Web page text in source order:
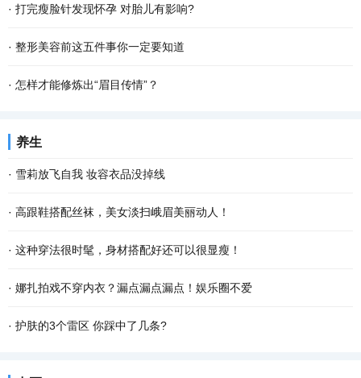
· 打完瘦脸针发现怀孕 对胎儿有影响?
· 整形美容前这五件事你一定要知道
· 怎样才能修炼出“眉目传情”？
养生
· 雪莉放飞自我 妆容衣品没掉线
· 高跟鞋搭配丝袜，美女淡扫峨眉美丽动人！
· 这种穿法很时髦，身材搭配好还可以很显瘦！
· 娜扎拍戏不穿内衣？漏点漏点漏点！娱乐圈不爱
· 护肤的3个雷区 你踩中了几条?